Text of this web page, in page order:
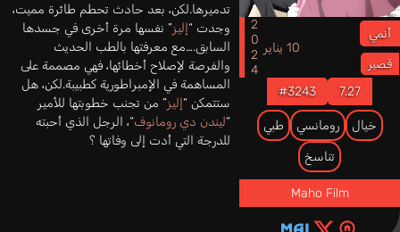
أنمي
قصير
10 يناير 2024
7.27
#3243
خيال رومانسي طبي
تناسخ
Maho Film
تدميرها.لكن، بعد حادث تحطم طائرة مميت،
وجدت “إليز” نفسها مرة أخرى في جسدها
السابق.…مع معرفتها بالطب الحديث
والفرصة لإصلاح أخطائها، فهي مصممة على
المساهمة في الإمبراطورية كطبيبة.لكن، هل
ستتمكن “إليز” من تجنب خطوبتها للأمير
“ليندن دي رومانوف“، الرجل الذي أحبته
للدرجة التي أدت إلى وفاتها ؟